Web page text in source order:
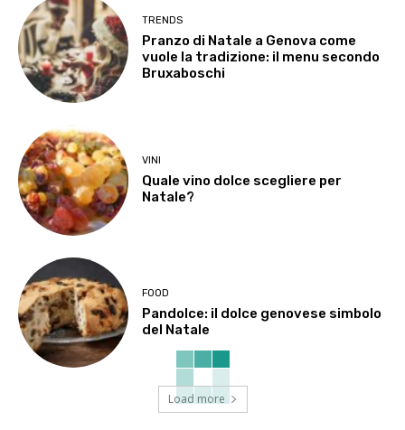
TRENDS
Pranzo di Natale a Genova come
vuole la tradizione: il menu secondo
Bruxaboschi
VINI
Quale vino dolce scegliere per
Natale?
FOOD
Pandolce: il dolce genovese simbolo
del Natale
Load more